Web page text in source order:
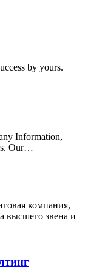
by yours.
Information,
Our…
компания,
высшего звена и